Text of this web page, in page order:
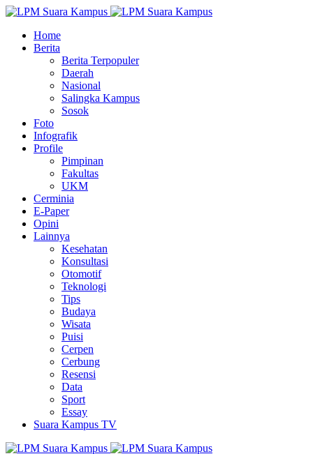
Home
Berita
Berita Terpopuler
Daerah
Nasional
Salingka Kampus
Sosok
Foto
Infografik
Profile
Pimpinan
Fakultas
UKM
Cerminia
E-Paper
Opini
Lainnya
Kesehatan
Konsultasi
Otomotif
Teknologi
Tips
Budaya
Wisata
Puisi
Cerpen
Cerbung
Resensi
Data
Sport
Essay
Suara Kampus TV